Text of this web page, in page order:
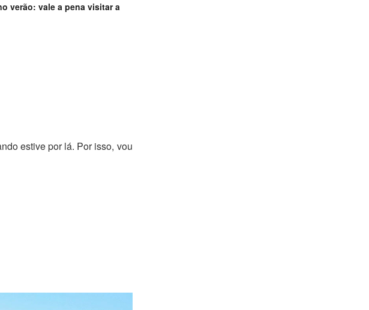
verão: vale a pena visitar a
estive por lá. Por isso, vou